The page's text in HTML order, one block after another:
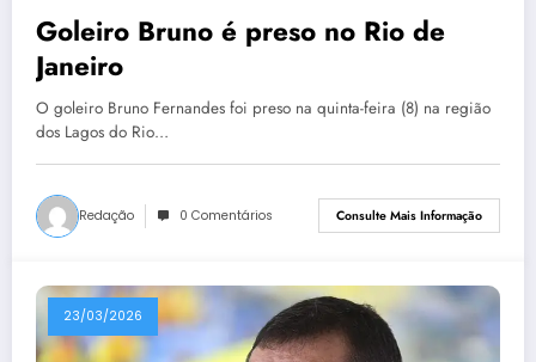
Goleiro Bruno é preso no Rio de
Janeiro
O goleiro Bruno Fernandes foi preso na quinta-feira (8) na região
dos Lagos do Rio…
Redação 0 Comentários Consulte Mais Informação
23/03/2026